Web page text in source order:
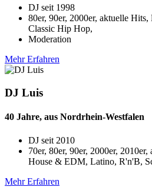
DJ seit 1998
80er, 90er, 2000er, aktuelle
Classic Hip Hop,
Moderation
Mehr Erfahren
DJ Luis
40 Jahre, aus Nordrhein-Westfalen
DJ seit 2010
70er, 80er, 90er, 2000er,
House & EDM, Latino, R'n'B,
Mehr Erfahren